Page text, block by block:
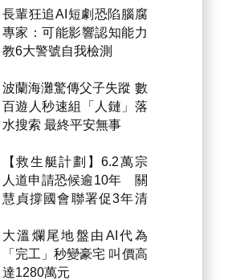
長輩狂追AI短劇恐陷腦腐
專家：可能影響認知能力
教6大警號自我檢測
波蘭海灘驚傳父子失蹤 數
百遊人秒速組「人鏈」落
水搜索 最終平安無事
【救生艇計劃】6.2萬宗
人道申請恐候逾10年 關
慧貞撐國會聯署促3年清
大溫爛尾地盤由AI代為
「完工」秒變豪宅 叫價高
達1280萬元